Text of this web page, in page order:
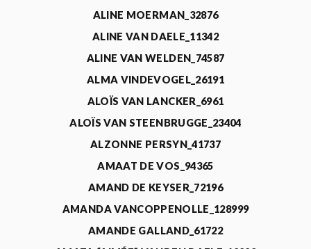
ALINE MOERMAN_32876
ALINE VAN DAELE_11342
ALINE VAN WELDEN_74587
ALMA VINDEVOGEL_26191
ALOÏS VAN LANCKER_6961
ALOÏS VAN STEENBRUGGE_23404
ALZONNE PERSYN_41737
AMAAT DE VOS_94365
AMAND DE KEYSER_72196
AMANDA VANCOPPENOLLE_128999
AMANDE GALLAND_61722